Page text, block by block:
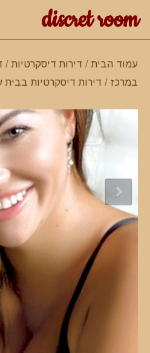
discret room
עמוד הבית / דירות דיסקרטיות /
במרכז / דירות דיסקרטיות